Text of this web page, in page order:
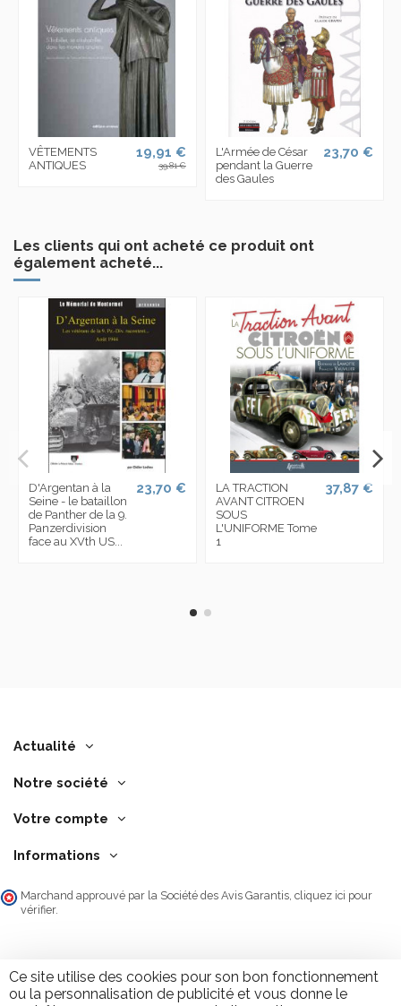
VÊTEMENTS
ANTIQUES
19,91 €
39,81 €
L'Armée de César
pendant la Guerre
des Gaules
23,70 €
Les clients qui ont acheté ce produit ont
également acheté...
D'Argentan à la
Seine - le bataillon
de Panther de la 9.
Panzerdivision
face au XVth US...
23,70 €
LA TRACTION
AVANT CITROEN
SOUS
L'UNIFORME Tome
1
37,87 €
Actualité
Notre société
Votre compte
Informations
Marchand approuvé par la Société des Avis Garantis, cliquez ici pour
vérifier.
Ce site utilise des cookies pour son bon fonctionnement
ou la personnalisation de publicité et vous donne le